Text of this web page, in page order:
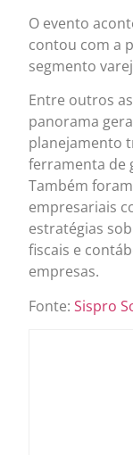
O evento
contou com a
segmento
Entre outros
panorama
planejamento
ferramenta de
Também
empresariais
estratégias
fiscais e
empresas.
Fonte:Sispro